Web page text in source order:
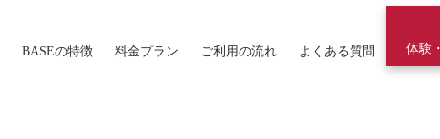
BASEの特徴 料金プラン ご利用の流れ よくある質問 体験